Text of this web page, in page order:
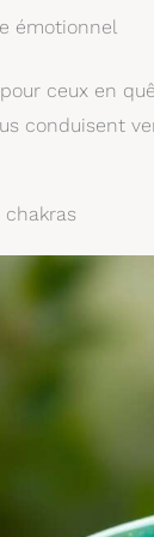
émotionnel
ceux en
conduisent